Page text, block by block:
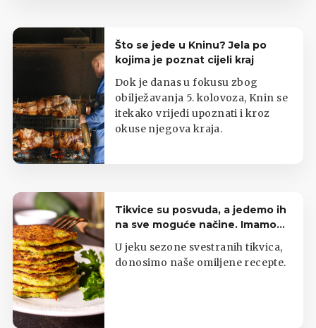
Što se jede u Kninu? Jela po
kojima je poznat cijeli kraj
Dok je danas u fokusu zbog
obilježavanja 5. kolovoza, Knin se
itekako vrijedi upoznati i kroz
okuse njegova kraja.
Tikvice su posvuda, a jedemo ih
na sve moguće načine. Imamo
top listu
U jeku sezone svestranih tikvica,
donosimo naše omiljene recepte.